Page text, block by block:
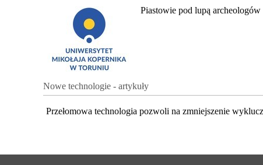
Piastowie pod lupą archeologów
Nowe technologie - artykuły
Przełomowa technologia pozwoli na zmniejszenie